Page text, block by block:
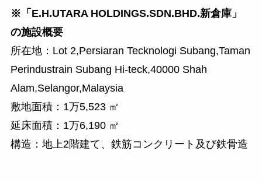
※「E.H.UTARA HOLDINGS.SDN.BHD.新倉庫」
の施設概要
所在地：Lot 2,Persiaran Tecknologi Subang,Taman
Perindustrain Subang Hi-teck,40000 Shah
Alam,Selangor,Malaysia
敷地面積：1万5,523 ㎡
延床面積：1万6,190 ㎡
構造：地上2階建て、鉄筋コンクリート及び鉄骨造